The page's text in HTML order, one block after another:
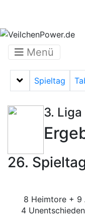
Menü
Menü auf-/
Spieltag
3.
26.
8 Heimtore + 9
4